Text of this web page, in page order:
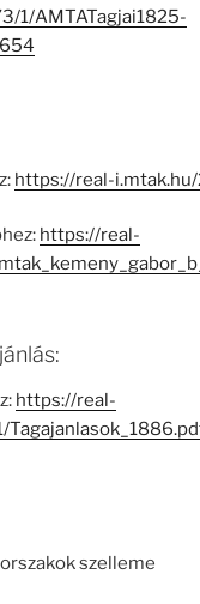
1/AMTATagjai1825-
https://real-
https://real-
https://real-
szelleme